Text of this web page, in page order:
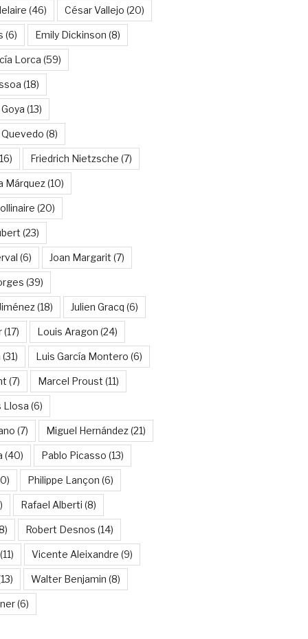
(46) César Vallejo (20)
(6) Emily Dickinson (8)
Lorca (59)
(18)
(13)
(8)
Friedrich Nietzsche (7)
Márquez(10)
(20)
(23)
(6) Joan Margarit (7)
(39)
(18) Julien Gracq (6)
(17) Louis Aragon (24)
(31) Luis García Montero (6)
(7) Marcel Proust (11)
Llosa (6)
(7) Miguel Hernández(21)
(40) Pablo Picasso (13)
Philippe Lançon (6)
Rafael Alberti (8)
Robert Desnos (14)
(11) Vicente Aleixandre (9)
Walter Benjamin (8)
(6)